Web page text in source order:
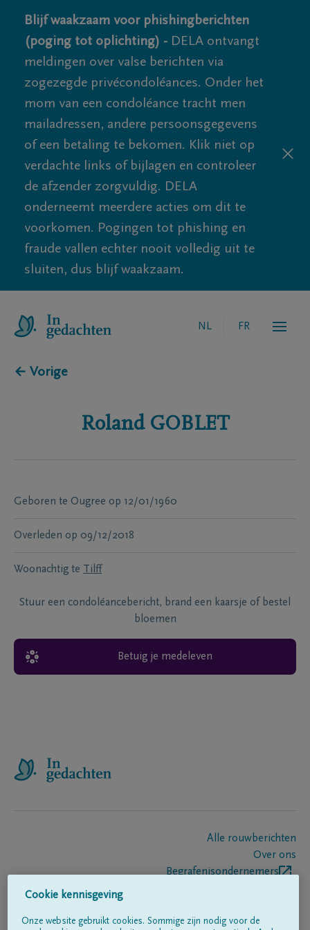
Blijf waakzaam voor phishingberichten
(poging tot oplichting) - DELA ontvangt
meldingen over valse berichten via
zogezegde privécondoléances. Onder het
mom van een condoléance tracht men
mailadressen, andere persoonsgegevens
of een betaling te bekomen. Klik niet op
verdachte links of bijlagen en controleer
de afzender zorgvuldig. DELA
onderneemt meerdere acties om dit te
voorkomen. Pogingen tot phishing en
fraude vallen echter nooit volledig uit te
sluiten, dus blijf waakzaam.
NL FR
← Vorige
Roland GOBLET
Geboren te Ougree op 12/01/1960
Overleden op 09/12/2018
Woonachtig te Tilff
Stuur een condoléancebericht, brand een kaarsje of bestel
bloemen
Betuig je medeleven
Alle rouwberichten
Over ons
Begrafenisondernemers
Cookie kennisgeving
Onze website gebruikt cookies. Sommige zijn nodig voor de